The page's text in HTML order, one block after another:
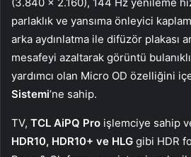
parlaklık ve yansıma önleyici
arka aydınlatma ile difüzör plakası
mesafeyi azaltarak görüntü
yardımcı olan Micro OD özelliğini
Sistemi’ne sahip.
TV, TCL AiPQ Pro işlemciye sahip
HDR10, HDR10+ ve HLG gibi HDR